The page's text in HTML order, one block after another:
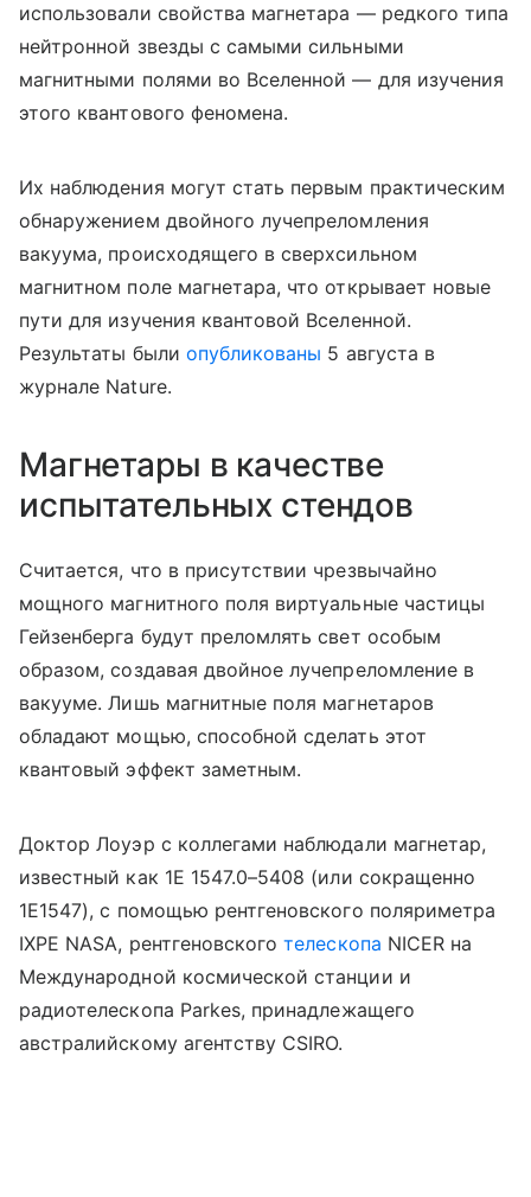
использовали свойства магнетара — редкого типа
нейтронной звезды с самыми сильными
магнитными полями во Вселенной — для изучения
этого квантового феномена.
Их наблюдения могут стать первым практическим
обнаружением двойного лучепреломления
вакуума, происходящего в сверхсильном
магнитном поле магнетара, что открывает новые
пути для изучения квантовой Вселенной.
Результаты были опубликованы 5 августа в
журнале Nature.
Магнетары в качестве
испытательных стендов
Считается, что в присутствии чрезвычайно
мощного магнитного поля виртуальные частицы
Гейзенберга будут преломлять свет особым
образом, создавая двойное лучепреломление в
вакууме. Лишь магнитные поля магнетаров
обладают мощью, способной сделать этот
квантовый эффект заметным.
Доктор Лоуэр с коллегами наблюдали магнетар,
известный как 1E 1547.0–5408 (или сокращенно
1E1547), с помощью рентгеновского поляриметра
IXPE NASA, рентгеновскоготелескопа NICER на
Международной космической станции и
радиотелескопа Parkes, принадлежащего
австралийскому агентству CSIRO.